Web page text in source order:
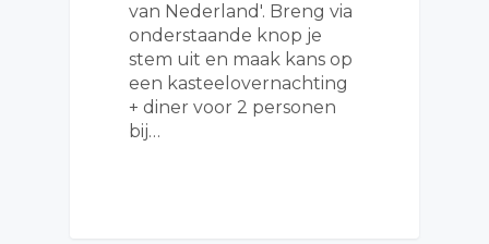
van Nederland'. Breng via
onderstaande knop je
stem uit en maak kans op
een kasteelovernachting
+ diner voor 2 personen
bij…